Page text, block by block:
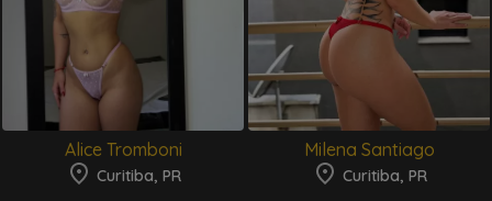
Alice Tromboni
Curitiba, PR
Milena Santiago
Curitiba, PR